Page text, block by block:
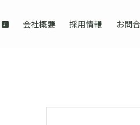
会社概要 採用情報 お問